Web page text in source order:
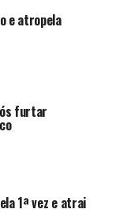
e atropela
furtar
1ª vez e atrai